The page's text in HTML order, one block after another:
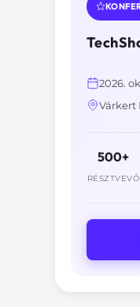
2026.
Várkert
500+
RÉSZTVEVŐ